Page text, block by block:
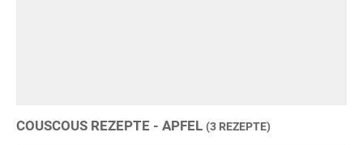
COUSCOUS REZEPTE - APFEL (3 REZEPTE)